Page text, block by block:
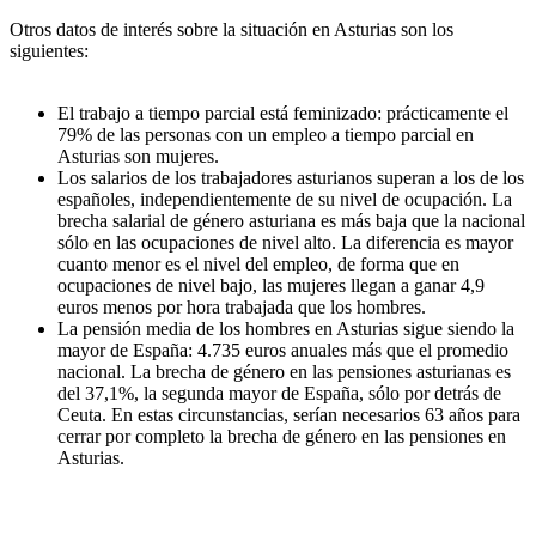
Otros datos de interés sobre la situación en Asturias son los
siguientes:
El trabajo a tiempo parcial está feminizado: prácticamente el
79% de las personas con un empleo a tiempo parcial en
Asturias son mujeres.
Los salarios de los trabajadores asturianos superan a los de los
españoles, independientemente de su nivel de ocupación. La
brecha salarial de género asturiana es más baja que la nacional
sólo en las ocupaciones de nivel alto. La diferencia es mayor
cuanto menor es el nivel del empleo, de forma que en
ocupaciones de nivel bajo, las mujeres llegan a ganar 4,9
euros menos por hora trabajada que los hombres.
La pensión media de los hombres en Asturias sigue siendo la
mayor de España: 4.735 euros anuales más que el promedio
nacional. La brecha de género en las pensiones asturianas es
del 37,1%, la segunda mayor de España, sólo por detrás de
Ceuta. En estas circunstancias, serían necesarios 63 años para
cerrar por completo la brecha de género en las pensiones en
Asturias.